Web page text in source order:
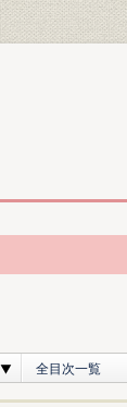
全目次一覧